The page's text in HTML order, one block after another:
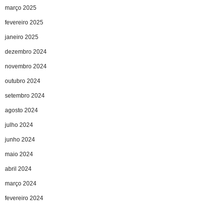
março 2025
fevereiro 2025
janeiro 2025
dezembro 2024
novembro 2024
outubro 2024
setembro 2024
agosto 2024
julho 2024
junho 2024
maio 2024
abril 2024
março 2024
fevereiro 2024